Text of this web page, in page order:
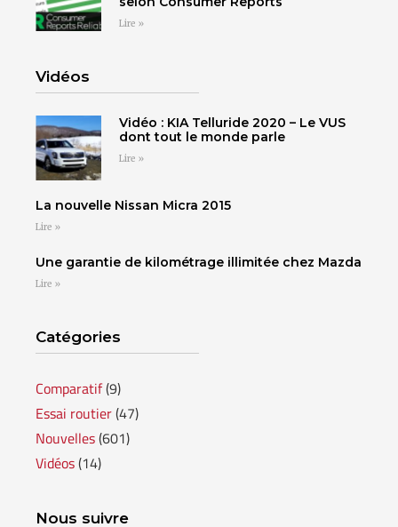
Lire »
Vidéos
Vidéo : KIA Telluride 2020 – Le VUS
dont tout le monde parle
Lire »
La nouvelle Nissan Micra 2015
Lire »
Une garantie de kilométrage illimitée chez Mazda
Lire »
Catégories
Comparatif(9)
Essai routier(47)
Nouvelles(601)
Vidéos(14)
Nous suivre
TÉLÉPHONEZ
CONFIGUREZ CE
VÉHICULE
Choisissez votre
concessionnaire pour
voir tous les détails.
Cliquez ici
Cliquez ici
UNE PROMOTION
VOUS ATTEND!
Choisissez votre
concessionnaire pour
voir tous les détails.
Cliquez ici
Cliquez ici
VICTORIAVILLE
ST-HYACINTHE
SHERBROOKE SHERBROOKE
SHERBROOKE